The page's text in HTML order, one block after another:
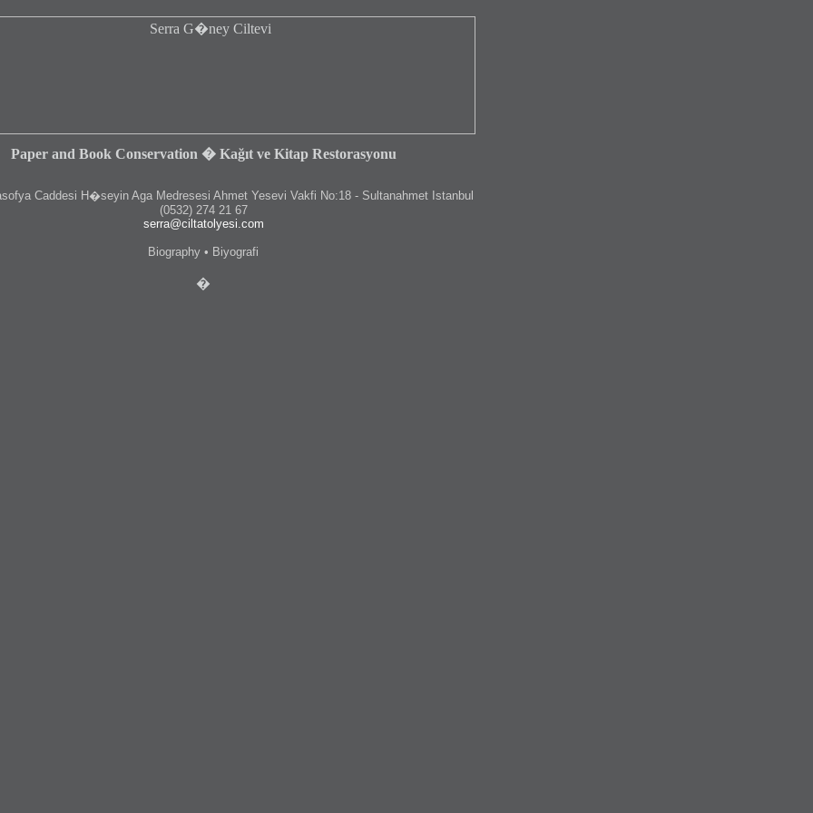
Paper and Book Conservation � Kağıt ve Kitap Restorasyonu
Caddesi H�seyin Aga Medresesi Ahmet Yesevi Vakfi No:18 - Sultanahmet Istanbul
(0532) 274 21 67
serra@ciltatolyesi.com
Biography • Biyografi
�